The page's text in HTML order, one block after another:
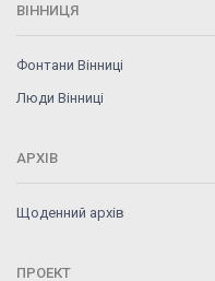
ВІННИЦЯ
Фонтани Вінниці
Люди Вінниці
АРХІВ
Щоденний архів
ПРОЕКТ